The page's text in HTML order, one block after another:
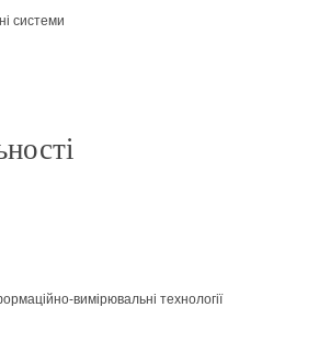
системи
вимірювальні технології